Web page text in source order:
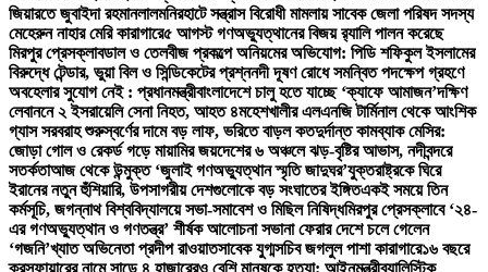
জিয়ারতে জুবাইদা রহমানলালমনিরহাটে সন্ত্রাস বিরোধী মামলায় সাবেক জেলা পরিষদ সদস্য
মেহেরুন নাহার মেরি কারাগারে৫ আগস্ট গণঅভ্যুত্থানের বিজয় র‍্যালি পালন করেছে
মিরপুর প্রেসক্লাবডাল ও তেলবীজ প্রকল্পে অনিয়মের অভিযোগ: পিডি শফিকুল ইসলামের
বিরুদ্ধে টেন্ডার, ভুয়া বিল ও সিন্ডিকেটের প্রশ্ননদী দূষণ রোধে সমন্বিত পদক্ষেপ গ্রহণে
অবহেলার সুযোগ নেই : প্রধানমন্ত্রীবাংলাদেশে চালু হতে যাচ্ছে ‘ক্যাফে আমাজন’দক্ষিণ
লেবাননে ২ ইসরায়েলি সেনা নিহত, আহত ৪মহেশখালীর এলএনজি টার্মিনাল থেকে আংশিক
গ্যাস সরবরাহ শুরুস্বর্ণের দামে বড় লাফ, ভরিতে বাড়ল কতদুর্দান্ত কামব্যাক মেসির:
জোড়া গোল ও রেকর্ড গড়ে মায়ামির জয়দেশের ৬ অঞ্চলে ঝড়-বৃষ্টির আভাস, নদীবন্দরে
সতর্কতাআজ থেকে উন্মুক্ত ‘জুলাই গণঅভ্যুত্থান স্মৃতি জাদুঘর’যুক্তরাষ্ট্রকে ঘিরে
ইরানের নতুন হুঁশিয়ারি, উপসাগরীয় দেশগুলোকে বড় সংঘাতের ইঙ্গিতএকই সময়ে তিন
কর্মসূচি, জগন্নাথ বিশ্ববিদ্যালয়ে সভা-সমাবেশ ও মিছিল নিষিদ্ধমিরপুর প্রেসক্লাবে ‘২৪-
এর গণঅভ্যুত্থান ও গণতন্ত্র’ শীর্ষক আলোচনা সভানা ফেরার দেশে চলে গেলেন
‘গজনি’খ্যাত অভিনেতা প্রদীপ রাওয়াতসাবেক যুগ্মসচিব জগলুল পাশা কারাগারে১৬ বছরে
ক্রসফায়ারের নামে সাড়ে ৪ হাজারেরও বেশি মানুষকে হত্যা: আইনমন্ত্রীব্যালিস্টিক